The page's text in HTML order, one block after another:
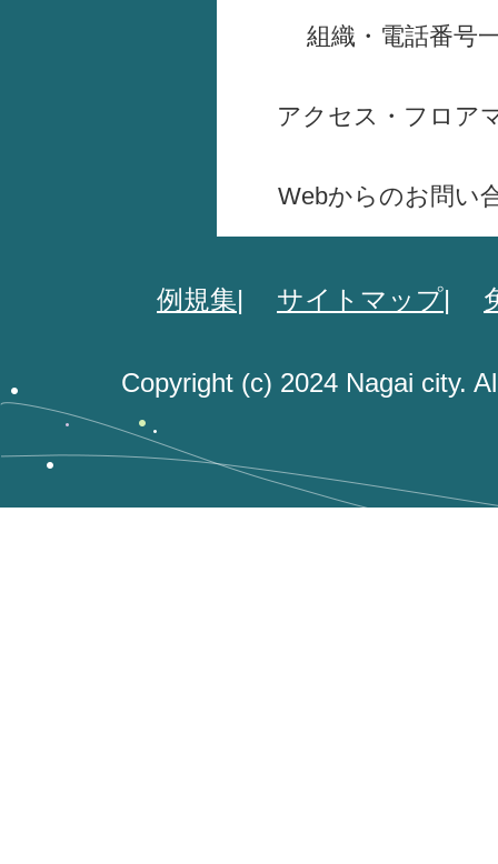
組織・電話番号
アクセス・フロア
Webからのお問い
例規集 サイトマップ
Copyright (c) 2024 Nagai city.